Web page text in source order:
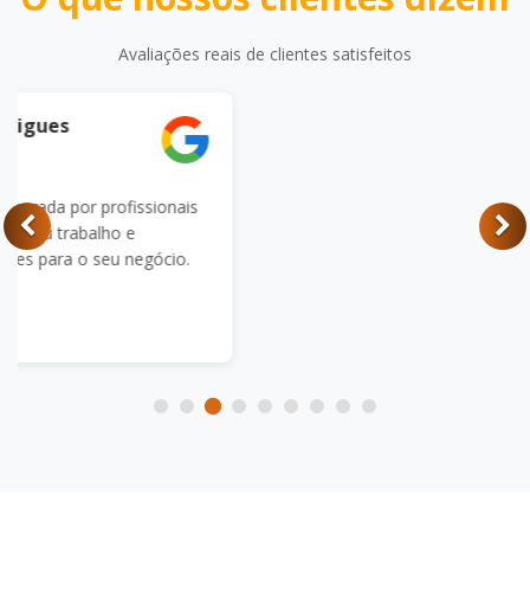
Avaliações reais de clientes satisfeitos